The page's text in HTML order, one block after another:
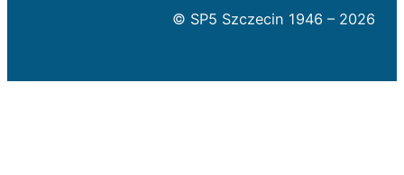
© SP5 Szczecin 1946 – 2026